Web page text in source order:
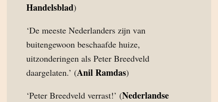
Handelsblad)
‘De meeste Nederlanders zijn van
buitengewoon beschaafde huize,
uitzonderingen als Peter Breedveld
daargelaten.’ (Anil Ramdas)
‘Peter Breedveld verrast!’ (Nederlandse